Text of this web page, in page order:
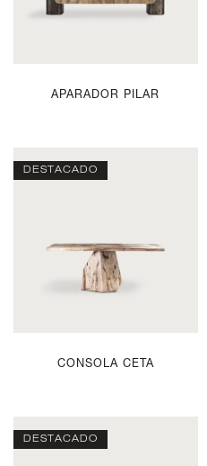
APARADOR PILAR
DESTACADO
CONSOLA CETA
DESTACADO